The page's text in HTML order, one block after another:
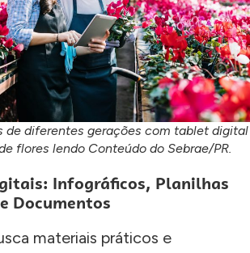
de diferentes gerações com tablet digital
flores lendo Conteúdo do Sebrae/PR.
Infográficos, Planilhas
Documentos
materiais práticos e